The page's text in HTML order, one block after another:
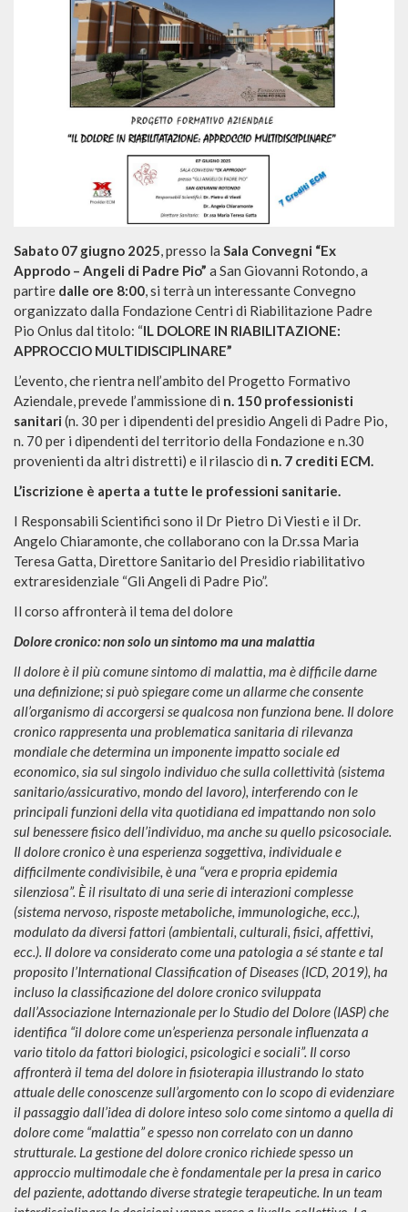
Sabato 07 giugno 2025, presso la Sala Convegni “Ex
Approdo – Angeli di Padre Pio” a San Giovanni Rotondo, a
partire dalle ore 8:00, si terrà un interessante Convegno
organizzato dalla Fondazione Centri di Riabilitazione Padre
Pio Onlus dal titolo: “IL DOLORE IN RIABILITAZIONE:
APPROCCIO MULTIDISCIPLINARE”
L’evento, che rientra nell’ambito del Progetto Formativo
Aziendale, prevede l’ammissione di n. 150 professionisti
sanitari (n. 30 per i dipendenti del presidio Angeli di Padre Pio,
n. 70 per i dipendenti del territorio della Fondazione e n.30
provenienti da altri distretti) e il rilascio di n. 7 crediti ECM.
L’iscrizione è aperta a tutte le professioni sanitarie.
I Responsabili Scientifici sono il Dr Pietro Di Viesti e il Dr.
Angelo Chiaramonte, che collaborano con la Dr.ssa Maria
Teresa Gatta, Direttore Sanitario del Presidio riabilitativo
extraresidenziale “Gli Angeli di Padre Pio”.
Il corso affronterà il tema del dolore
Dolore cronico: non solo un sintomo ma una malattia
ll dolore è il più comune sintomo di malattia, ma è difficile darne
una definizione; si può spiegare come un allarme che consente
all’organismo di accorgersi se qualcosa non funziona bene. Il dolore
cronico rappresenta una problematica sanitaria di rilevanza
mondiale che determina un imponente impatto sociale ed
economico, sia sul singolo individuo che sulla collettività (sistema
sanitario/assicurativo, mondo del lavoro), interferendo con le
principali funzioni della vita quotidiana ed impattando non solo
sul benessere fisico dell’individuo, ma anche su quello psicosociale.
Il dolore cronico è una esperienza soggettiva, individuale e
difficilmente condivisibile, è una “vera e propria epidemia
silenziosa”. È il risultato di una serie di interazioni complesse
(sistema nervoso, risposte metaboliche, immunologiche, ecc.),
modulato da diversi fattori (ambientali, culturali, fisici, affettivi,
ecc.). Il dolore va considerato come una patologia a sé stante e tal
proposito l’International Classification of Diseases (ICD, 2019), ha
incluso la classificazione del dolore cronico sviluppata
dall’Associazione Internazionale per lo Studio del Dolore (IASP) che
identifica “il dolore come un’esperienza personale influenzata a
vario titolo da fattori biologici, psicologici e sociali”. Il corso
affronterà il tema del dolore in fisioterapia illustrando lo stato
attuale delle conoscenze sull’argomento con lo scopo di evidenziare
il passaggio dall’idea di dolore inteso solo come sintomo a quella di
dolore come “malattia” e spesso non correlato con un danno
strutturale. La gestione del dolore cronico richiede spesso un
approccio multimodale che è fondamentale per la presa in carico
del paziente, adottando diverse strategie terapeutiche. In un team